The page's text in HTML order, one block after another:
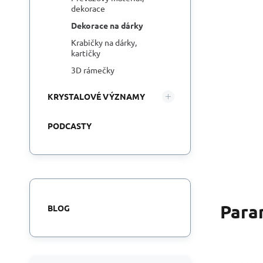
dekorace
Dekorace na dárky
Krabičky na dárky,
kartičky
3D rámečky
KRYSTALOVÉ VÝZNAMY
PODCASTY
BLOG